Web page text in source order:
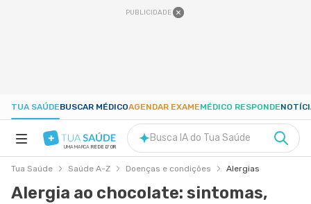
PUBLICIDADE
TUA SAÚDEBUSCAR MÉDICOAGENDAR EXAMEMÉDICO RESPONDE
UMA MARCA REDE D'OR
Busca IA do Tua Saúde
Tua Saúde Saúde A-Z Doenças e condições Alergias
Alergia ao chocolate: sintomas,